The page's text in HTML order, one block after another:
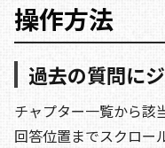
操作方法
過去の質問に
チャプター一覧から該
回答位置までスクロー